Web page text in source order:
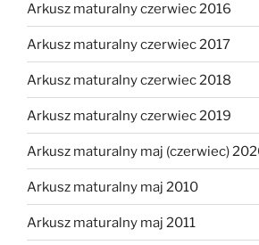
Arkusz maturalny czerwiec 2016
Arkusz maturalny czerwiec 2017
Arkusz maturalny czerwiec 2018
Arkusz maturalny czerwiec 2019
Arkusz maturalny maj (czerwiec)
Arkusz maturalny maj 2010
Arkusz maturalny maj 2011